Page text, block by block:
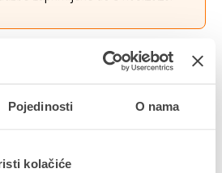
Pojedinosti O nama
kolačiće
13,99 €
jedinstveni stil kupaonice.
postavljanje. Preporučeno je pranje